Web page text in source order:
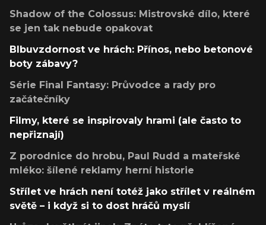
Shadow of the Colossus: Mistrovské dílo, které
se jen tak nebude opakovat
Blbuvzdornost ve hrách: Přínos, nebo betonové
boty zábavy?
Série Final Fantasy: Průvodce a rady pro
začátečníky
Filmy, které se inspirovaly hrami (ale často to
nepřiznají)
Z porodnice do hrobu, Paul Rudd a mateřské
mléko: šílené reklamy herní historie
Střílet ve hrách není totéž jako střílet v reálném
světě – i když si to dost hráčů myslí